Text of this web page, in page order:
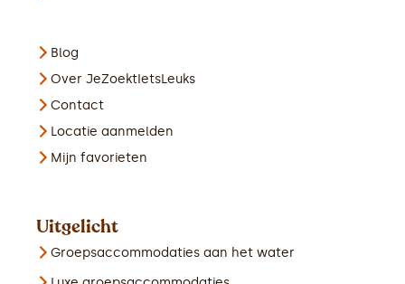
Blog
Over JeZoektIetsLeuks
Contact
Locatie aanmelden
Mijn favorieten
Uitgelicht
Groepsaccommodaties aan het water